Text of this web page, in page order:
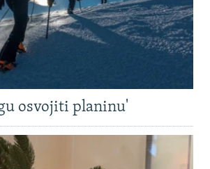
osvojiti planinu'